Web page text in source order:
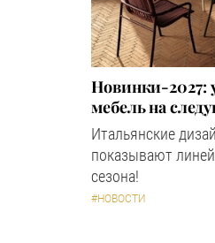
Новинки-2027:
мебель на
Итальянские
показывают
сезона!
#НОВОСТИ